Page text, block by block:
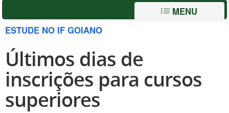
MENU
ESTUDE NO IF GOIANO
Últimos dias de
inscrições para cursos
superiores